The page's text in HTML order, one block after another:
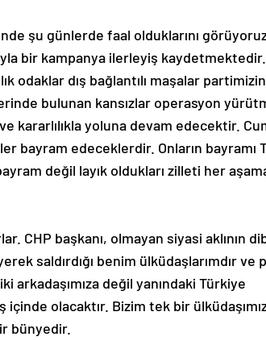
şu günlerde faal olduklarını
bir kampanya ilerleyiş kaydetmektedir.
odaklar dış bağlantılı maşalar partimizin
bulunan kansızlar operasyon
kararlılıkla yoluna devam edecektir.
bayram edeceklerdir. Onların bayramı
değil layık oldukları zilleti her
CHP başkanı, olmayan siyasi aklının
saldırdığı benim ülküdaşlarımdır ve
arkadaşımıza değil yanındaki Türkiye
içinde olacaktır. Bizim tek bir
bünyedir.